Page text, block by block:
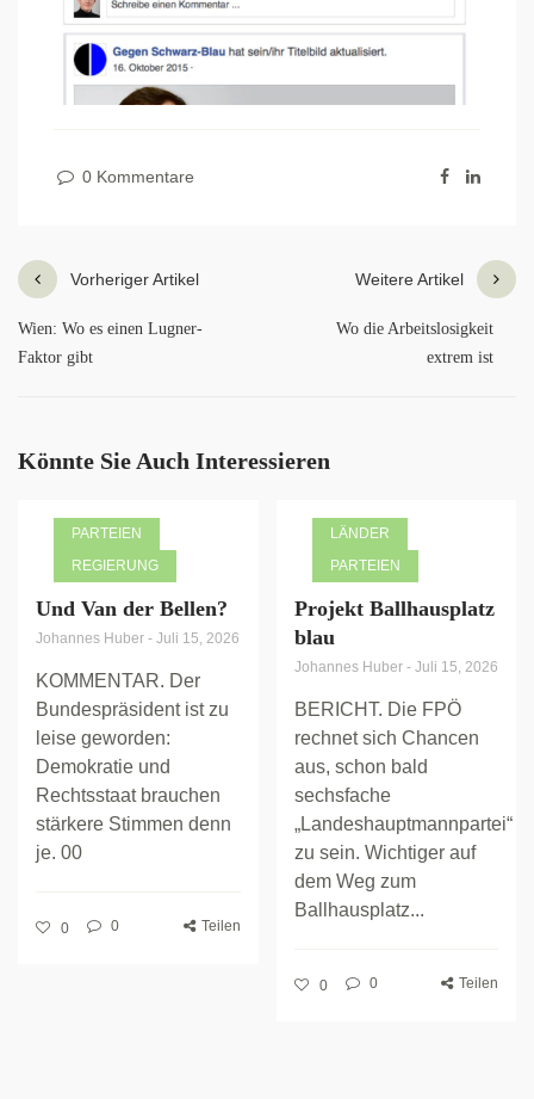
0 Kommentare
Vorheriger Artikel
Wien: Wo es einen Lugner-
Faktor gibt
Weitere Artikel
Wo die Arbeitslosigkeit
extrem ist
Könnte Sie Auch Interessieren
PARTEIEN
REGIERUNG
Und Van der Bellen?
Johannes Huber - Juli 15, 2026
KOMMENTAR. Der
Bundespräsident ist zu
leise geworden:
Demokratie und
Rechtsstaat brauchen
stärkere Stimmen denn
je. 00
0 0 Teilen
LÄNDER
PARTEIEN
Projekt Ballhausplatz
blau
Johannes Huber - Juli 15, 2026
BERICHT. Die FPÖ
rechnet sich Chancen
aus, schon bald
sechsfache
„Landeshauptmannpartei“
zu sein. Wichtiger auf
dem Weg zum
Ballhausplatz...
0 0 Teilen